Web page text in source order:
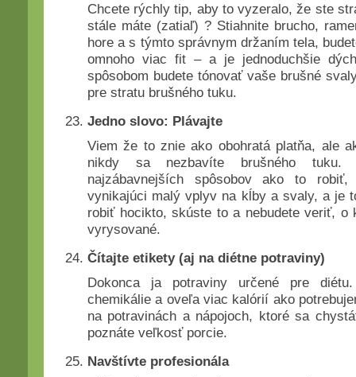
Chcete rýchly tip, aby to vyzeralo, že ste
stále máte (zatiaľ) ? Stiahnite brucho,
hore a s týmto správnym držaním tela,
omnoho viac fit – a je jednoduchšie
spôsobom budete tónovať vaše brušné
pre stratu brušného tuku.
Jedno slovo: Plávajte
Viem že to znie ako obohratá platňa, ale
nikdy sa nezbavíte brušného
najzábavnejších spôsobov ako to
vynikajúci malý vplyv na kĺby a svaly, a je
robiť hocikto, skúste to a nebudete veriť, o
vyrysované.
Čítajte etikety (aj na diétne potraviny)
Dokonca ja potraviny určené pre
chemikálie a oveľa viac kalórií ako
na potravinách a nápojoch, ktoré sa
poznáte veľkosť porcie.
Navštívte profesionála